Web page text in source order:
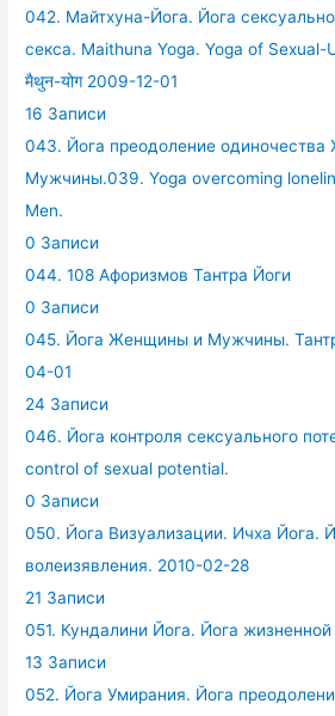
042. Майтхуна-Йога. Йога
секса. Maithuna Yoga. Yoga of Sexual-
मैथुन-योग 2009-12-01
16 Записи
043. Йога преодоление
Мужчины.039. Yoga overcoming
Men.
0 Записи
044. 108 Афоризмов Тантра Йоги
0 Записи
045. Йога Женщины и Мужчины.
04-01
24 Записи
046. Йога контроля сексуального
control of sexual potential.
0 Записи
050. Йога Визуализации. Ичха Йога.
волеизявления. 2010-02-28
21 Записи
051. Кундалини Йога. Йога
13 Записи
052. Йога Умирания. Йога